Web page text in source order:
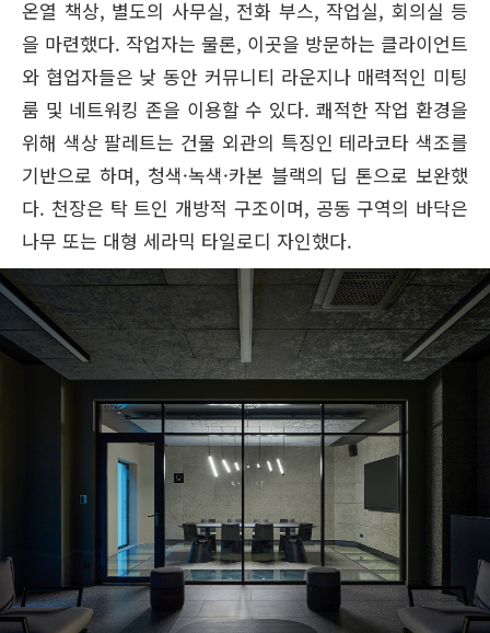
온열 책상, 별도의 사무실, 전화 부스, 작업실, 회의실 등
을 마련했다. 작업자는 물론, 이곳을 방문하는 클라이언트
와 협업자들은 낮 동안 커뮤니티 라운지나 매력적인 미팅
룸 및 네트워킹 존을 이용할 수 있다. 쾌적한 작업 환경을
위해 색상 팔레트는 건물 외관의 특징인 테라코타 색조를
기반으로 하며, 청색·녹색·카본 블랙의 딥 톤으로 보완했
다. 천장은 탁 트인 개방적 구조이며, 공동 구역의 바닥은
나무 또는 대형 세라믹 타일로디 자인했다.